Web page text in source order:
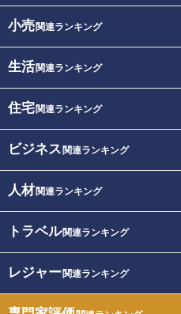
小売関連ランキング
生活関連ランキング
住宅関連ランキング
ビジネス 関連ランキング
人材関連ランキング
トラベル関連ランキング
レジャー関連ランキング